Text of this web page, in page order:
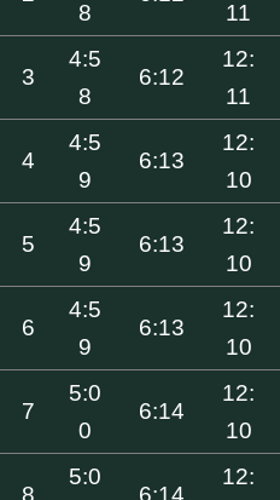
8 11
3
4:5
8
6:12
12:
11
4
4:5
9
6:13
12:
10
5
4:5
9
6:13
12:
10
6
4:5
9
6:13
12:
10
7
5:0
0
6:14
12:
10
8
5:0
6:14
12: